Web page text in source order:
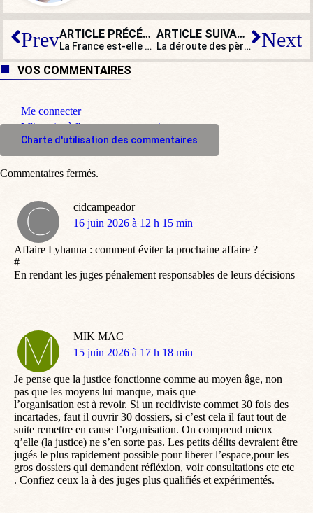
Prev ARTICLE PRÉCÉDENT
La France est-elle vraiment prête à se battre pour le roi de Prusse ?
ARTICLE SUIVANT
La déroute des pères : la dénatalité n’est pas qu’un problème de femmes Next
VOS COMMENTAIRES
Me connecter
M'inscrire à l'espace commentaire
Charte d'utilisation des commentaires
cidcampeador
dit
16 juin 2026 à 12 h 15 min
Affaire Lyhanna : comment éviter la prochaine affaire ?
#
En rendant les juges pénalement responsables de leurs décisions
MIK MAC
dit
15 juin 2026 à 17 h 18 min
Je pense que la justice fonctionne comme au moyen âge, non
pas que les moyens lui manque, mais que
l’organisation est à revoir. Si un recidiviste commet 30 fois des
incartades, faut il ouvrir 30 dossiers, si c’est cela il faut tout de
suite remettre en cause l’organisation. On comprend mieux
q’elle (la justice) ne s’en sorte pas. Les petits délits devraient être
jugés le plus rapidement possible pour liberer l’espace,pour les
gros dossiers qui demandent réfléxion, voir consultations etc etc
. Confiez ceux la à des juges plus qualifiés et expérimentés.
Commentaires fermés.